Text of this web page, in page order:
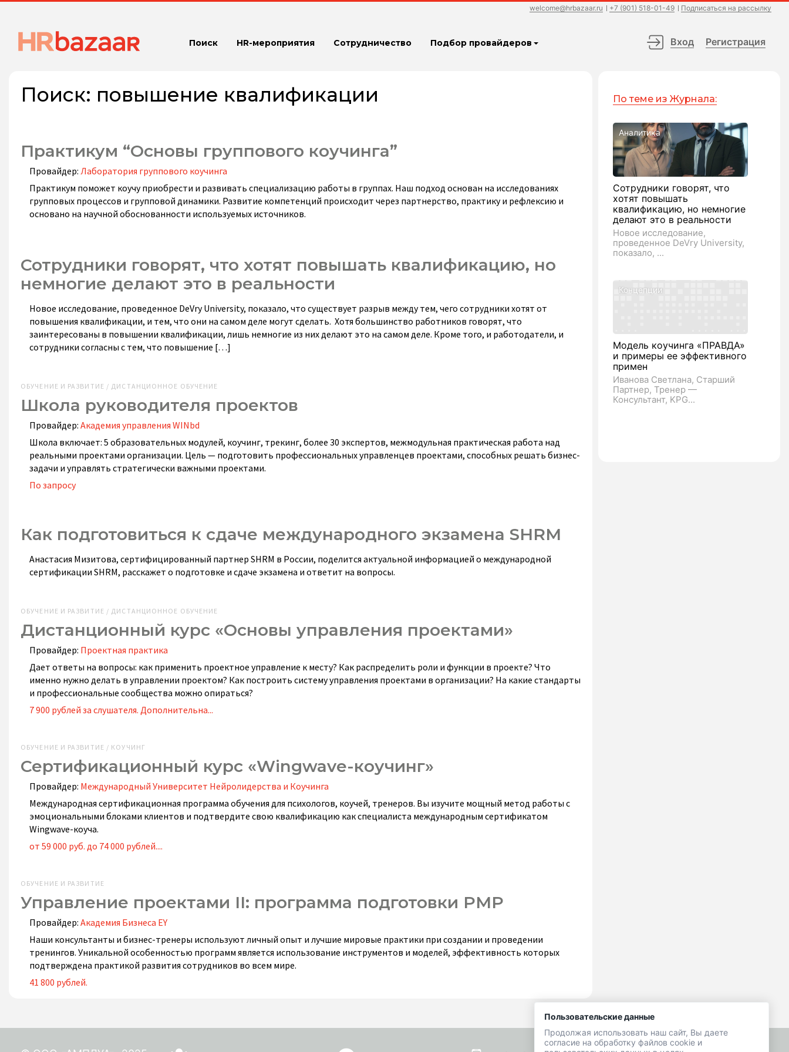
welcome@hrbazaar.ru +7 (901) 518-01-49 Подписаться на рассылку
Поиск HR-мероприятия Сотрудничество Подбор провайдеров Вход Регистрация
Поиск: повышение квалификации
Практикум “Основы группового коучинга”
Провайдер: Лаборатория группового коучинга
Практикум поможет коучу приобрести и развивать специализацию работы в группах. Наш подход основан на исследованиях
групповых процессов и групповой динамики. Развитие компетенций происходит через партнерство, практику и рефлексию и
основано на научной обоснованности используемых источников.
Сотрудники говорят, что хотят повышать квалификацию, но
немногие делают это в реальности
Новое исследование, проведенное DeVry University, показало, что существует разрыв между тем, чего сотрудники хотят от
повышения квалификации, и тем, что они на самом деле могут сделать. Хотя большинство работников говорят, что
заинтересованы в повышении квалификации, лишь немногие из них делают это на самом деле. Кроме того, и работодатели, и
сотрудники согласны с тем, что повышение […]
ОБУЧЕНИЕ И РАЗВИТИЕ / ДИСТАНЦИОННОЕ ОБУЧЕНИЕ
Школа руководителя проектов
Провайдер: Академия управления WINbd
Школа включает: 5 образовательных модулей, коучинг, трекинг, более 30 экспертов, межмодульная практическая работа над
реальными проектами организации. Цель — подготовить профессиональных управленцев проектами, способных решать бизнес-
задачи и управлять стратегически важными проектами.
По запросу
Как подготовиться к сдаче международного экзамена SHRM
Анастасия Мизитова, сертифицированный партнер SHRM в России, поделится актуальной информацией о международной
сертификации SHRM, расскажет о подготовке и сдаче экзамена и ответит на вопросы.
ОБУЧЕНИЕ И РАЗВИТИЕ / ДИСТАНЦИОННОЕ ОБУЧЕНИЕ
Дистанционный курс «Основы управления проектами»
Провайдер: Проектная практика
Дает ответы на вопросы: как применить проектное управление к месту? Как распределить роли и функции в проекте? Что
именно нужно делать в управлении проектом? Как построить систему управления проектами в организации? На какие стандарты
и профессиональные сообщества можно опираться?
7 900 рублей за слушателя. Дополнительна...
ОБУЧЕНИЕ И РАЗВИТИЕ / КОУЧИНГ
Сертификационный курс «Wingwave-коучинг»
Провайдер: Международный Университет Нейролидерства и Коучинга
Международная сертификационная программа обучения для психологов, коучей, тренеров. Вы изучите мощный метод работы с
эмоциональными блоками клиентов и подтвердите свою квалификацию как специалиста международным сертификатом
Wingwave-коуча.
от 59 000 руб. до 74 000 рублей....
ОБУЧЕНИЕ И РАЗВИТИЕ
Управление проектами II: программа подготовки PMP
Провайдер: Академия Бизнеса EY
Наши консультанты и бизнес-тренеры используют личный опыт и лучшие мировые практики при создании и проведении
тренингов. Уникальной особенностью программ является использование инструментов и моделей, эффективность которых
подтверждена практикой развития сотрудников во всем мире.
41 800 рублей.
По теме из Журнала:
Аналитика
Сотрудники говорят, что
хотят повышать
квалификацию, но немногие
делают это в реальности
Новое исследование,
проведенное DeVry University,
показало, ...
Концепции
Модель коучинга «ПРАВДА»
и примеры ее эффективного
примен
Иванова Светлана, Старший
Партнер, Тренер —
Консультант, KPG...
Пользовательские данные
Продолжая использовать наш сайт, Вы даете
согласие на обработку файлов cookie и